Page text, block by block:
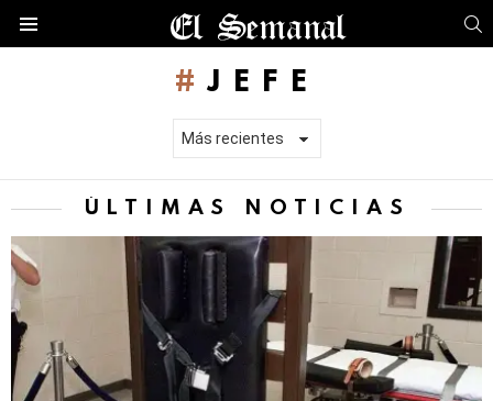
JEFE
ÚLTIMAS NOTICIAS